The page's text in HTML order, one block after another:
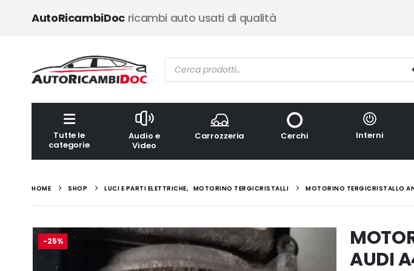
AutoRicambiDocricambi auto usati di qualità
Ricerca
prodotti
Tutte le
categorie
Audio e
Video
Carrozzeria Cerchi Interni
HOME SHOP LUCI E PARTI ELETTRICHE, MOTORINO TERGICRISTALLI MOTORINO TERGICRISTALLO
-25%
AUDI